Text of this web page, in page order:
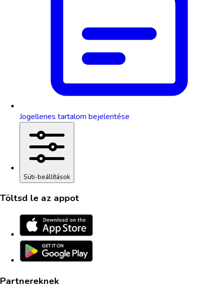
Jogellenes tartalom bejelentése
Süti-beállítások
Töltsd le az appot
Partnereknek